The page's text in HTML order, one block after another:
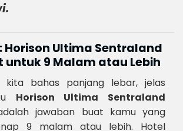
Horison Ultima Sentraland
untuk 9 Malam atau Lebih
kita bahas panjang lebar, jelas
Horison Ultima Sentraland
jawaban buat kamu yang
9 malam atau lebih. Hotel